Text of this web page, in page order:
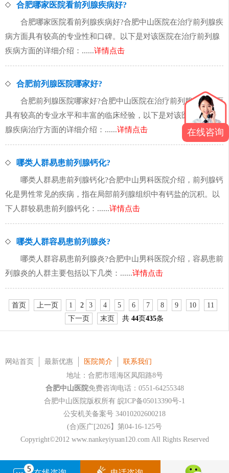
合肥哪家医院看前列腺疾病好?
合肥哪家医院看前列腺疾病好?合肥中山医院在治疗前列腺疾
病方面具有较高的专业性和口碑。以下是对该医院在治疗前列腺
疾病方面的详细介绍：......详情点击
合肥前列腺医院哪家好?
合肥前列腺医院哪家好?合肥中山医院在治疗前列腺疾病方面
具有较高的专业水平和丰富的临床经验，以下是对该医院在前列
腺疾病治疗方面的详细介绍：......详情点击
哪类人群易患前列腺钙化?
哪类人群易患前列腺钙化?合肥中山男科医院介绍，前列腺钙
化是男性常见的疾病，指在局部前列腺组织中有钙盐的沉积。以
下人群较易患前列腺钙化：......详情点击
哪类人群容易患前列腺炎?
哪类人群容易患前列腺炎?合肥中山男科医院介绍，容易患前
列腺炎的人群主要包括以下几类：......详情点击
首页 上一页 1 2 3 4 5 6 7 8 9 10
11
下一页
末页 共 44页435条
网站首页 最新优惠 医院简介
联系我们
地址：合肥市瑶海区凤阳路8号
合肥中山医院免费咨询电话：0551-64255348
合肥中山医院版权所有 皖ICP备05013390号-1
公安机关备案号 34010202600218
(合)医广[2026】第04-16-125号
Copyright©2012 www.nankeyiyuan120.com All Rights Reserved
在线咨询